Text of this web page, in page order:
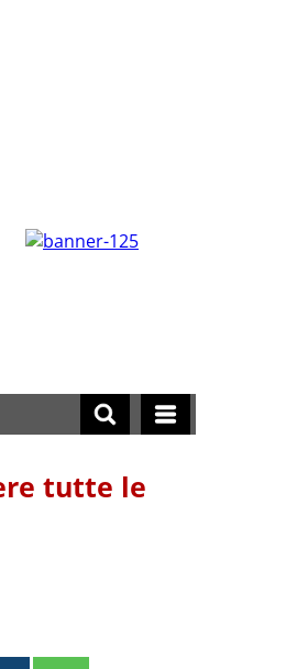
tutte le